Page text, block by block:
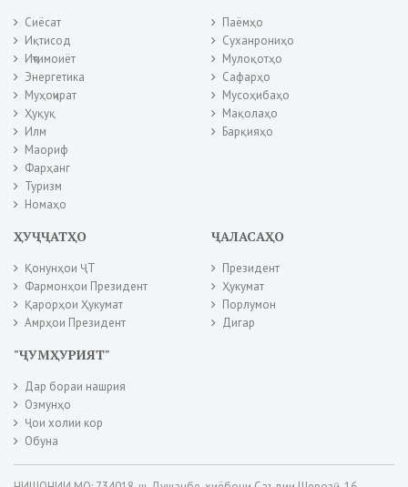
Сиёсат
Иқтисод
Иҷтимоиёт
Энергетика
Муҳоҷират
Ҳуқуқ
Илм
Маориф
Фарҳанг
Туризм
Номаҳо
Паёмҳо
Суханрониҳо
Мулоқотҳо
Сафарҳо
Мусоҳибаҳо
Мақолаҳо
Барқияҳо
ҲУҶҶАТҲО
Қонунҳои ҶТ
Фармонҳои Президент
Қарорҳои Ҳукумат
Амрҳои Президент
ҶАЛАСАҲО
Президент
Ҳукумат
Порлумон
Дигар
"ҶУМҲУРИЯТ"
Дар бораи нашрия
Озмунҳо
Ҷои холии кор
Обуна